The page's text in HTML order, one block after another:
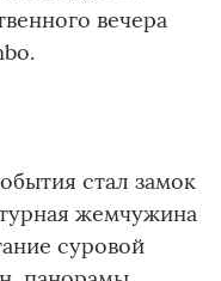
вечера
стал замок
жемчужина
суровой